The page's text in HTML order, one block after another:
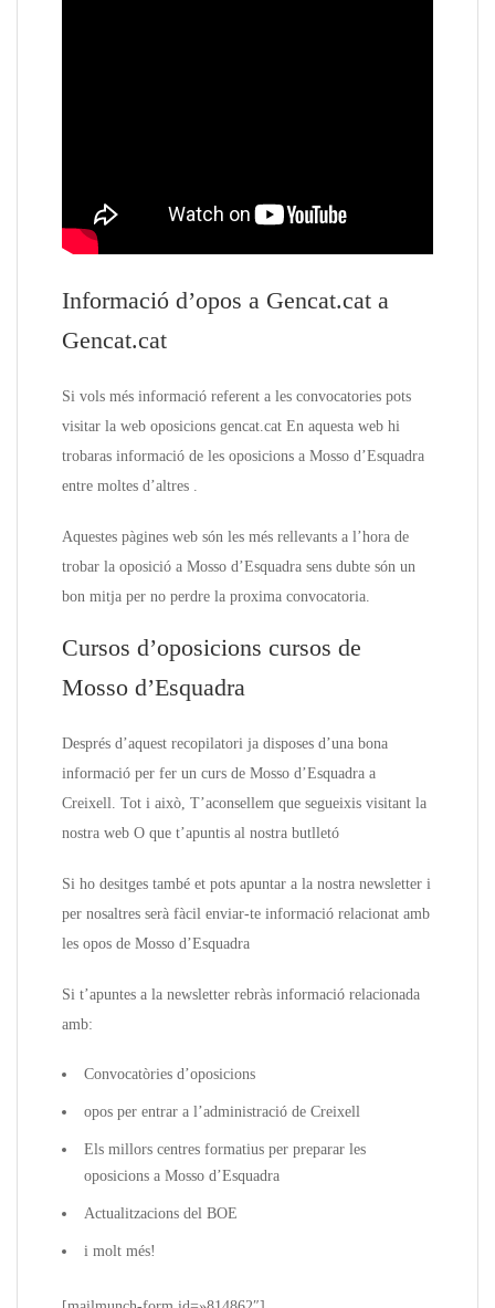
Informació d’opos a Gencat.cat a
Gencat.cat
Si vols més informació referent a les convocatories pots
visitar la web oposicions gencat.cat En aquesta web hi
trobaras informació de les oposicions a Mosso d’Esquadra
entre moltes d’altres .
Aquestes pàgines web són les més rellevants a l’hora de
trobar la oposició a Mosso d’Esquadra sens dubte són un
bon mitja per no perdre la proxima convocatoria.
Cursos d’oposicions cursos de
Mosso d’Esquadra
Després d’aquest recopilatori ja disposes d’una bona
informació per fer un curs de Mosso d’Esquadra a
Creixell. Tot i això, T’aconsellem que segueixis visitant la
nostra web O que t’apuntis al nostra butlletó
Si ho desitges també et pots apuntar a la nostra newsletter i
per nosaltres serà fàcil enviar-te informació relacionat amb
les opos de Mosso d’Esquadra
Si t’apuntes a la newsletter rebràs informació relacionada
amb:
Convocatòries d’oposicions
opos per entrar a l’administració de Creixell
Els millors centres formatius per preparar les
oposicions a Mosso d’Esquadra
Actualitzacions del BOE
i molt més!